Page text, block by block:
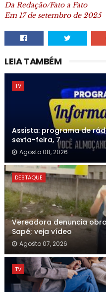
Da Redação/Fato a Fato
Em 17 de setembro de 2025
LEIA TAMBÉM
TV
Assista: programa de
sexta-feira, 7
Agosto 08, 2026
DESTAQUE
Vereadora denuncia
Sapé; veja vídeo
Agosto 07, 2026
TV